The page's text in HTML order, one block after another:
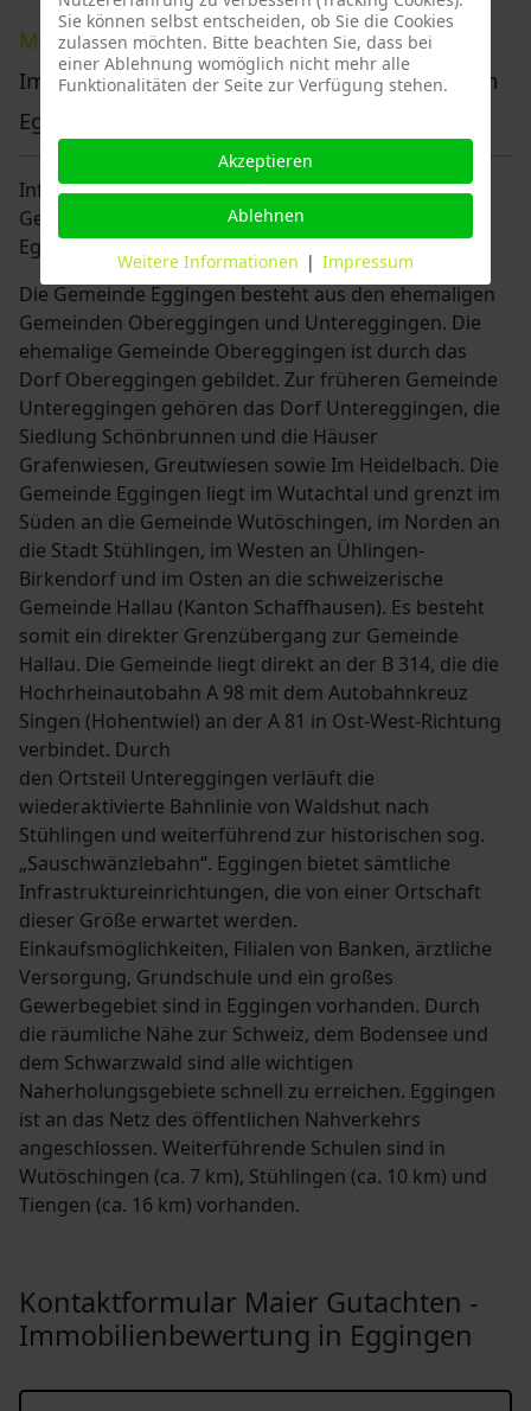
Maier Gutachten• Ihr Sachverständiger für
Immobilienbewertung unter anderem tätig in
Eggingen.
Informationen über Eggingen: Landkreis Waldshut •
Gemeindeverwaltung Bürgerstraße 7 in 79805
Eggingen •www.eggingen.de
Die Gemeinde Eggingen besteht aus den ehemaligen
Gemeinden Obereggingen und Untereggingen. Die
ehemalige Gemeinde Obereggingen ist durch das
Dorf Obereggingen gebildet. Zur früheren Gemeinde
Untereggingen gehören das Dorf Untereggingen, die
Siedlung Schönbrunnen und die Häuser
Grafenwiesen, Greutwiesen sowie Im Heidelbach. Die
Gemeinde Eggingen liegt im Wutachtal und grenzt im
Süden an die Gemeinde Wutöschingen, im Norden an
die Stadt Stühlingen, im Westen an Ühlingen-
Birkendorf und im Osten an die schweizerische
Gemeinde Hallau (Kanton Schaffhausen). Es besteht
somit ein direkter Grenzübergang zur Gemeinde
Hallau. Die Gemeinde liegt direkt an der B 314, die die
Hochrheinautobahn A 98 mit dem Autobahnkreuz
Singen (Hohentwiel) an der A 81 in Ost-West-Richtung
verbindet. Durch
den Ortsteil Untereggingen verläuft die
wiederaktivierte Bahnlinie von Waldshut nach
Stühlingen und weiterführend zur historischen sog.
„Sauschwänzlebahn“. Eggingen bietet sämtliche
Infrastruktureinrichtungen, die von einer Ortschaft
dieser Größe erwartet werden.
Einkaufsmöglichkeiten, Filialen von Banken, ärztliche
Versorgung, Grundschule und ein großes
Gewerbegebiet sind in Eggingen vorhanden. Durch
die räumliche Nähe zur Schweiz, dem Bodensee und
dem Schwarzwald sind alle wichtigen
Naherholungsgebiete schnell zu erreichen. Eggingen
ist an das Netz des öffentlichen Nahverkehrs
angeschlossen. Weiterführende Schulen sind in
Wutöschingen (ca. 7 km), Stühlingen (ca. 10 km) und
Tiengen (ca. 16 km) vorhanden.
Kontaktformular Maier Gutachten -
Immobilienbewertung in Eggingen
Sie können selbst entscheiden, ob Sie die Cookies
zulassen möchten. Bitte beachten Sie, dass bei
einer Ablehnung womöglich nicht mehr alle
Funktionalitäten der Seite zur Verfügung stehen.
Akzeptieren
Ablehnen
Weitere Informationen | Impressum